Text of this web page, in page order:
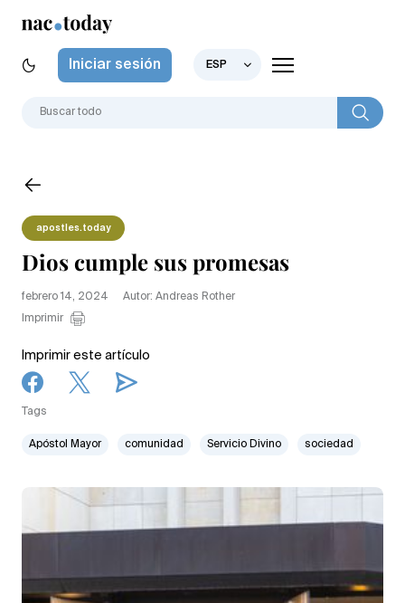
Iniciar sesión ESP
apostles.today
Dios cumple sus promesas
febrero 14, 2024
Autor: Andreas Rother
Imprimir
Imprimir este artículo
Tags
Apóstol Mayor comunidad Servicio Divino sociedad